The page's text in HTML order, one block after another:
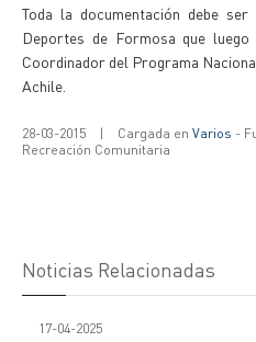
Toda la documentación debe
Deportes de Formosa que
Coordinador del Programa
Achile.
28-03-2015 | Cargada en Varios -
Recreación Comunitaria
Noticias Relacionadas
17-04-2025